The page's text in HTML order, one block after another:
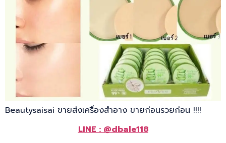
Beautysaisai ขายส่งเครื่องสำอาง ขายก่อนรวยก่อน !!!!
LINE : @dbale118